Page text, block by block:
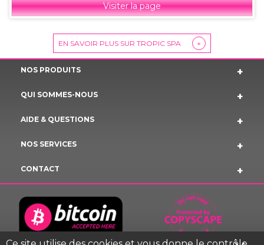
Visiter la page
EN SAVOIR PLUS SUR TROPIC SPA +
NOS PRODUITS
QUI SOMMES-NOUS
AIDE & QUESTIONS
NOS SERVICES
CONTACT